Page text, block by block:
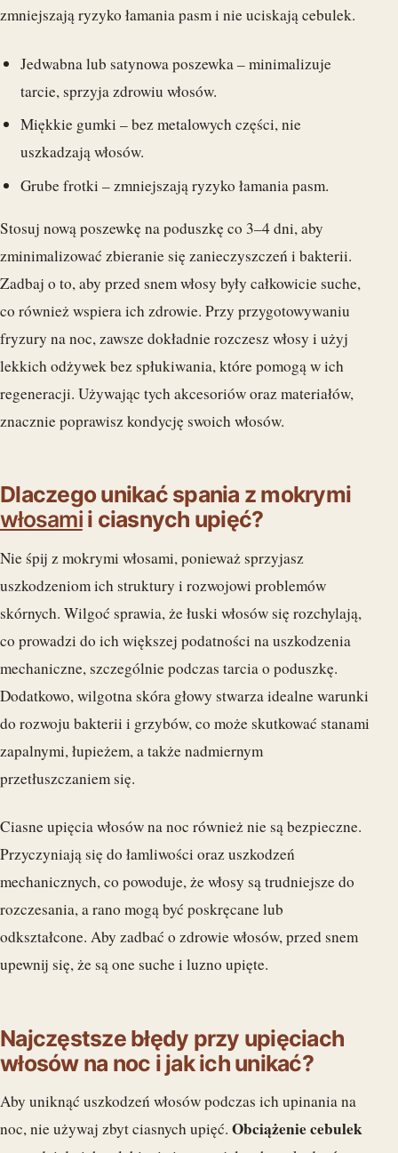
zmniejszają ryzyko łamania pasm i nie uciskają cebulek.
Jedwabna lub satynowa poszewka – minimalizuje
tarcie, sprzyja zdrowiu włosów.
Miękkie gumki – bez metalowych części, nie
uszkadzają włosów.
Grube frotki – zmniejszają ryzyko łamania pasm.
Stosuj nową poszewkę na poduszkę co 3–4 dni, aby
zminimalizować zbieranie się zanieczyszczeń i bakterii.
Zadbaj o to, aby przed snem włosy były całkowicie suche,
co również wspiera ich zdrowie. Przy przygotowywaniu
fryzury na noc, zawsze dokładnie rozczesz włosy i użyj
lekkich odżywek bez spłukiwania, które pomogą w ich
regeneracji. Używając tych akcesoriów oraz materiałów,
znacznie poprawisz kondycję swoich włosów.
Dlaczego unikać spania z mokrymi
włosamii ciasnych upięć?
Nie śpij z mokrymi włosami, ponieważ sprzyjasz
uszkodzeniom ich struktury i rozwojowi problemów
skórnych. Wilgoć sprawia, że łuski włosów się rozchylają,
co prowadzi do ich większej podatności na uszkodzenia
mechaniczne, szczególnie podczas tarcia o poduszkę.
Dodatkowo, wilgotna skóra głowy stwarza idealne warunki
do rozwoju bakterii i grzybów, co może skutkować stanami
zapalnymi, łupieżem, a także nadmiernym
przetłuszczaniem się.
Ciasne upięcia włosów na noc również nie są bezpieczne.
Przyczyniają się do łamliwości oraz uszkodzeń
mechanicznych, co powoduje, że włosy są trudniejsze do
rozczesania, a rano mogą być poskręcane lub
odkształcone. Aby zadbać o zdrowie włosów, przed snem
upewnij się, że są one suche i luzno upięte.
Najczęstsze błędy przy upięciach
włosów na noc i jak ich unikać?
Aby uniknąć uszkodzeń włosów podczas ich upinania na
noc, nie używaj zbyt ciasnych upięć. Obciążenie cebulek